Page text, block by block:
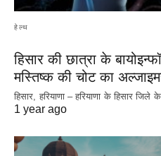
हेल्थ
हिसार की छात्रा के
मस्तिष्क की चोट का
हिसार, हरियाणा – हरियाणा के हिसार जिले
1 year ago